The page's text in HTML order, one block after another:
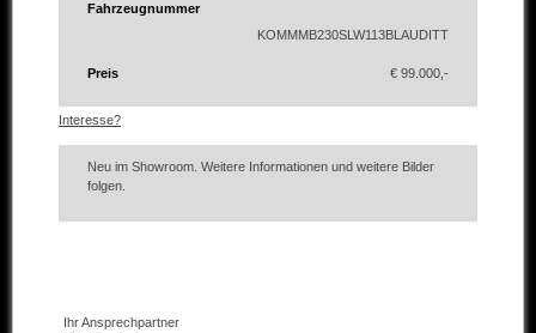
Fahrzeugnummer
KOMMMB230SLW113BLAUDITT
Preis € 99.000,-
Interesse?
Neu im Showroom. Weitere Informationen und weitere Bilder
folgen.
Ihr Ansprechpartner